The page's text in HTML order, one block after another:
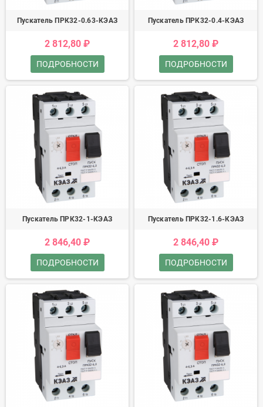
Пускатель ПРК32-0.63-КЭАЗ
2 812,80 ₽
ПОДРОБНОСТИ
Пускатель ПРК32-0.4-КЭАЗ
2 812,80 ₽
ПОДРОБНОСТИ
Пускатель ПРК32-1-КЭАЗ
2 846,40 ₽
ПОДРОБНОСТИ
Пускатель ПРК32-1.6-КЭАЗ
2 846,40 ₽
ПОДРОБНОСТИ